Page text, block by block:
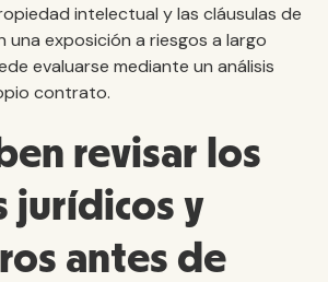
intelectual y las cláusulas de
una exposición a riesgos a largo
evaluarse mediante un análisis
contrato.
revisar los
jurídicos y
antes de